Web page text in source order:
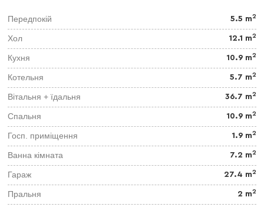
Передпокій 5.5 m2
Хол 12.1 m2
Кухня 10.9 m2
Котельня 5.7 m2
Вітальня + їдальня 36.7 m2
Спальня 10.9 m2
Госп. приміщення 1.9 m2
Ванна кімната 7.2 m2
Гараж 27.4 m2
Пральня 2 m2